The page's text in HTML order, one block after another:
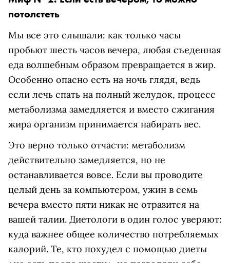
потолстеть
Мы все это слышали: как только часы
пробьют шесть часов вечера, любая съеденная
еда волшебным образом превращается в жир.
Особенно опасно есть на ночь глядя, ведь
если лечь спать на полный желудок, процесс
метаболизма замедляется и вместо сжигания
жира организм принимается набирать вес.
Это верно только отчасти: метаболизм
действительно замедляется, но не
останавливается вовсе. Если вы проводите
целый день за компьютером, ужин в семь
вечера вместо пяти никак не отразится на
вашей талии. Диетологи в один голос уверяют:
куда важнее общее количество потребляемых
калорий. Те, кто похудел с помощью диеты